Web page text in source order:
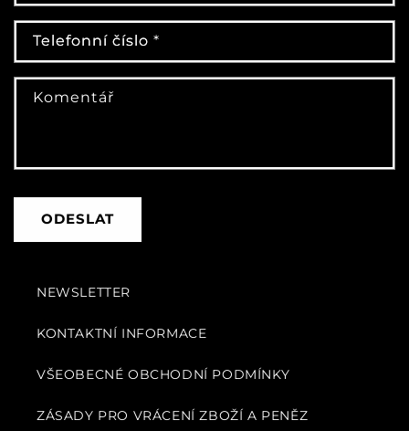
a
t
n
m
Telefonní číslo *
Telefonní číslo
Komentář
ODESLAT
NEWSLETTER
KONTAKTNÍ INFORMACE
VŠEOBECNÉ OBCHODNÍ PODMÍNKY
ZÁSADY PRO VRÁCENÍ ZBOŽÍ A PENĚZ